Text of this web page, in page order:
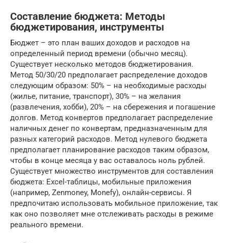
Составление бюджета: Методы
бюджетирования, инструменты
Бюджет – это план ваших доходов и расходов на
определенный период времени (обычно месяц).
Существует несколько методов бюджетирования.
Метод 50/30/20 предполагает распределение доходов
следующим образом: 50% – на необходимые расходы
(жилье, питание, транспорт), 30% – на желания
(развлечения, хобби), 20% – на сбережения и погашение
долгов. Метод конвертов предполагает распределение
наличных денег по конвертам, предназначенным для
разных категорий расходов. Метод нулевого бюджета
предполагает планирование расходов таким образом,
чтобы в конце месяца у вас оставалось ноль рублей.
Существует множество инструментов для составления
бюджета: Excel-таблицы, мобильные приложения
(например, Zenmoney, Monefy), онлайн-сервисы. Я
предпочитаю использовать мобильное приложение, так
как оно позволяет мне отслеживать расходы в режиме
реального времени.